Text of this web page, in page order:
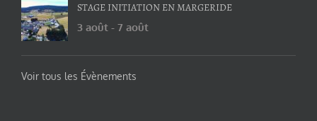
STAGE INITIATION EN MARGERIDE
3 août - 7 août
Voir tous les Évènements